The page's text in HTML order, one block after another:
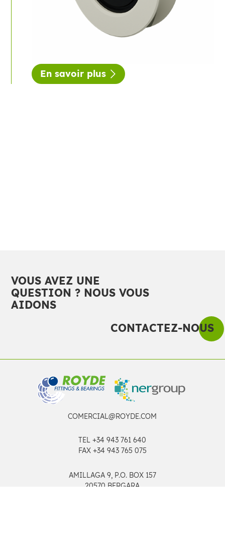
En savoir plus
VOUS AVEZ UNE
QUESTION ? NOUS VOUS
AIDONS
CONTACTEZ-NOUS
COMERCIAL@ROYDE.COM
TEL+34 943 761 640
FAX +34 943 765 075
AMILLAGA 9, P.O. BOX 157
20570 BERGARA